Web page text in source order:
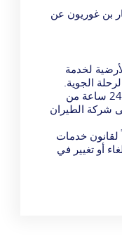
بن غوريون عن
لخدمة
حول أي خدمة مطلوبة قبل أكثر من 24 ساعة من
شركة الطيران
لقانون خدمات
أو تغيير في